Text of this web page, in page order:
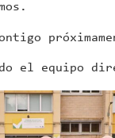
el equipo